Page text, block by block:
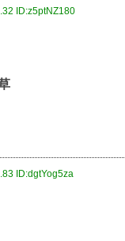
ID:z5ptNZ180
ID:dgtYog5za